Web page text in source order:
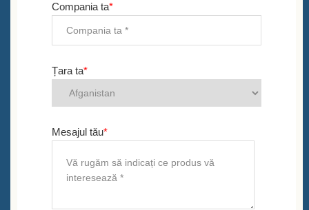
Compania ta*
Țara ta*
Mesajul tău*